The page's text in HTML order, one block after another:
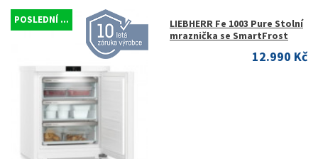
POSLEDNÍ ...
LIEBHERR Fe 1003 Pure Stolní
mraznička se SmartFrost
12.990 Kč